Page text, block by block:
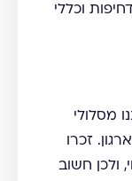
וכללי
מסלולי
זכרו
ולכן חשוב